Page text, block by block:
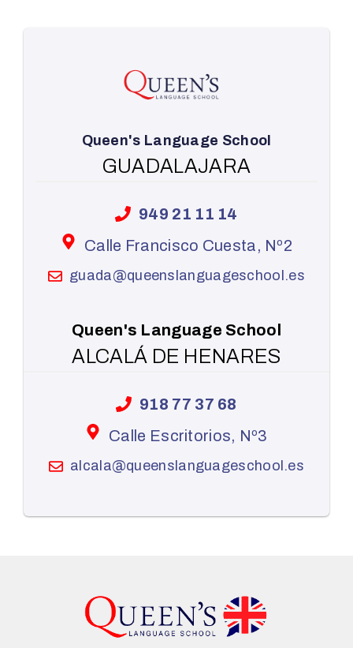
Queen's Language School
GUADALAJARA
949 21 11 14
Calle Francisco Cuesta, Nº2
guada@queenslanguageschool.es
Queen's Language School
ALCALÁ DE HENARES
918 77 37 68
Calle Escritorios, Nº3
alcala@queenslanguageschool.es